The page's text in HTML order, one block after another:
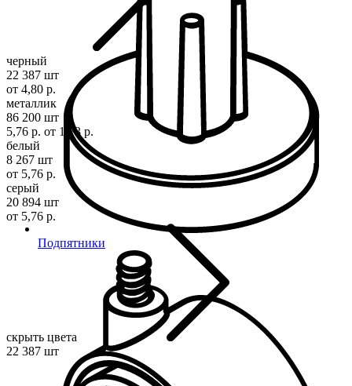
Подпятники
черный
22 387 шт
от 4,80 р.
металлик
86 200 шт
5,76 р. от 1,73 р.
белый
8 267 шт
от 5,76 р.
серый
20 894 шт
от 5,76 р.
скрыть цвета
22 387 шт